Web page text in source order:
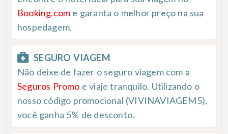
Booking.com e garanta o melhor preço na sua
hospedagem.
SEGURO VIAGEM
Não deixe de fazer o seguro viagem com a
Seguros Promo e viaje tranquilo. Utilizando o
nosso código promocional (VIVINAVIAGEM5),
você ganha 5% de desconto.